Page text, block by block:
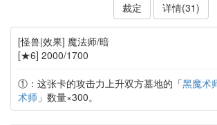
裁定
详情(31)
[怪兽|效果] 魔法师/暗
[★6] 2000/1700
①：这张卡的攻击力上升双方墓地的「黑魔术
术师」数量×300。